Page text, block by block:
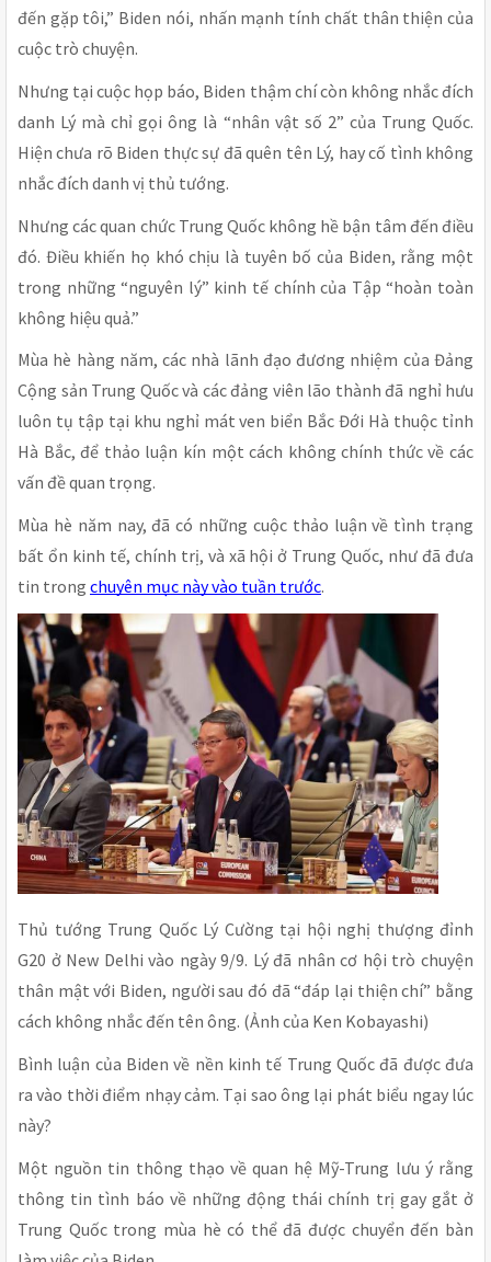
đến gặp tôi,” Biden nói, nhấn mạnh tính chất thân thiện của
cuộc trò chuyện.
Nhưng tại cuộc họp báo, Biden thậm chí còn không nhắc đích
danh Lý mà chỉ gọi ông là “nhân vật số 2” của Trung Quốc.
Hiện chưa rõ Biden thực sự đã quên tên Lý, hay cố tình không
nhắc đích danh vị thủ tướng.
Nhưng các quan chức Trung Quốc không hề bận tâm đến điều
đó. Điều khiến họ khó chịu là tuyên bố của Biden, rằng một
trong những “nguyên lý” kinh tế chính của Tập “hoàn toàn
không hiệu quả.”
Mùa hè hàng năm, các nhà lãnh đạo đương nhiệm của Đảng
Cộng sản Trung Quốc và các đảng viên lão thành đã nghỉ hưu
luôn tụ tập tại khu nghỉ mát ven biển Bắc Đới Hà thuộc tỉnh
Hà Bắc, để thảo luận kín một cách không chính thức về các
vấn đề quan trọng.
Mùa hè năm nay, đã có những cuộc thảo luận về tình trạng
bất ổn kinh tế, chính trị, và xã hội ở Trung Quốc, như đã đưa
tin trong chuyên mục này vào tuần trước.
Thủ tướng Trung Quốc Lý Cường tại hội nghị thượng đỉnh
G20 ở New Delhi vào ngày 9/9. Lý đã nhân cơ hội trò chuyện
thân mật với Biden, người sau đó đã “đáp lại thiện chí” bằng
cách không nhắc đến tên ông. (Ảnh của Ken Kobayashi)
Bình luận của Biden về nền kinh tế Trung Quốc đã được đưa
ra vào thời điểm nhạy cảm. Tại sao ông lại phát biểu ngay lúc
này?
Một nguồn tin thông thạo về quan hệ Mỹ-Trung lưu ý rằng
thông tin tình báo về những động thái chính trị gay gắt ở
Trung Quốc trong mùa hè có thể đã được chuyển đến bàn